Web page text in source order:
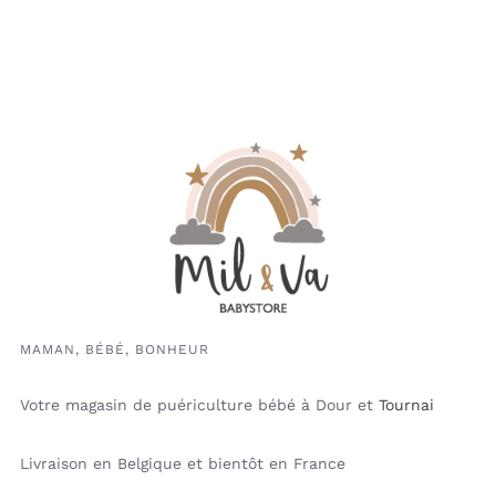
MAMAN, BÉBÉ, BONHEUR
Votre magasin de puériculture bébé à Dour et Tournai
Livraison en Belgique et bientôt en France